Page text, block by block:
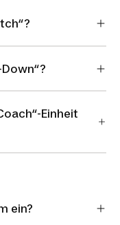
Einheit
ein?